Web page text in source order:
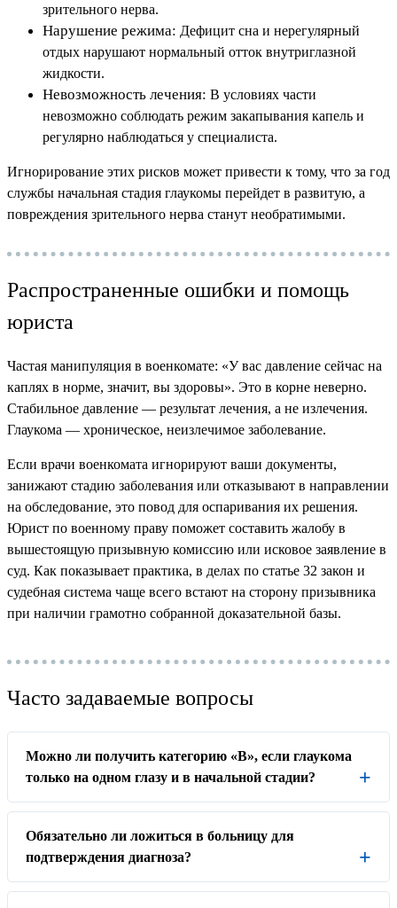
зрительного нерва.
Нарушение режима: Дефицит сна и нерегулярный
отдых нарушают нормальный отток внутриглазной
жидкости.
Невозможность лечения: В условиях части
невозможно соблюдать режим закапывания капель и
регулярно наблюдаться у специалиста.
Игнорирование этих рисков может привести к тому, что за год
службы начальная стадия глаукомы перейдет в развитую, а
повреждения зрительного нерва станут необратимыми.
Распространенные ошибки и помощь
юриста
Частая манипуляция в военкомате: «У вас давление сейчас на
каплях в норме, значит, вы здоровы». Это в корне неверно.
Стабильное давление — результат лечения, а не излечения.
Глаукома — хроническое, неизлечимое заболевание.
Если врачи военкомата игнорируют ваши документы,
занижают стадию заболевания или отказывают в направлении
на обследование, это повод для оспаривания их решения.
Юрист по военному праву поможет составить жалобу в
вышестоящую призывную комиссию или исковое заявление в
суд. Как показывает практика, в делах по статье 32 закон и
судебная система чаще всего встают на сторону призывника
при наличии грамотно собранной доказательной базы.
Часто задаваемые вопросы
Можно ли получить категорию «В», если глаукома
только на одном глазу и в начальной стадии?
Обязательно ли ложиться в больницу для
подтверждения диагноза?